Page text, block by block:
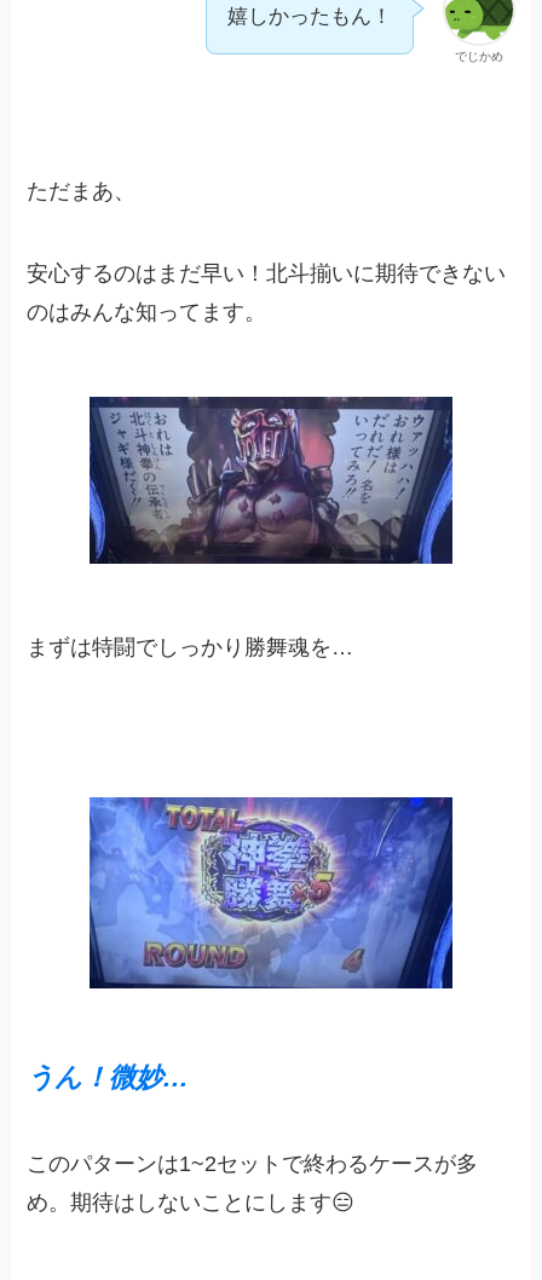
でじかめ
嬉しかったもん！
ただまあ、
安心するのはまだ早い！北斗揃いに期待できない
のはみんな知ってます。
まずは特闘でしっかり勝舞魂を…
うん！微妙…
このパターンは1~2セットで終わるケースが多
め。期待はしないことにします😑